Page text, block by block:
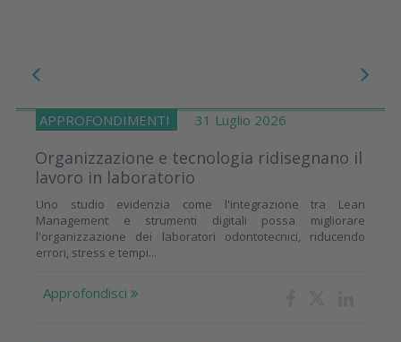
APPROFONDIMENTI 31 Luglio 2026
Organizzazione e tecnologia ridisegnano il
lavoro in laboratorio
Uno studio evidenzia come l'integrazione tra Lean
Management e strumenti digitali possa migliorare
l'organizzazione dei laboratori odontotecnici, riducendo
errori, stress e tempi...
Approfondisci